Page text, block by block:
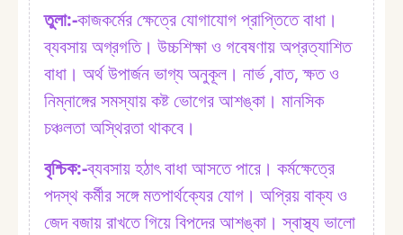
তুলা:⁠-কাজকর্মের ক্ষেত্রে যোগাযোগ প্রাপ্তিতে বাধা।
ব্যবসায় অগ্রগতি। উচ্চশিক্ষা ও গবেষণায় অপ্রত্যাশিত
বাধা। অর্থ উপার্জন ভাগ্য অনুকূল। নার্ভ ,বাত, ক্ষত ও
নিম্নাঙ্গের সমস্যায় কষ্ট ভোগের আশঙ্কা। মানসিক
চঞ্চলতা অস্থিরতা থাকবে।
বৃশ্চিক:⁠-ব্যবসায় হঠাৎ বাধা আসতে পারে। কর্মক্ষেত্রে
পদস্থ কর্মীর সঙ্গে মতপার্থক্যের যোগ। অপ্রিয় বাক্য ও
জেদ বজায় রাখতে গিয়ে বিপদের আশঙ্কা। স্বাস্থ্য ভালো